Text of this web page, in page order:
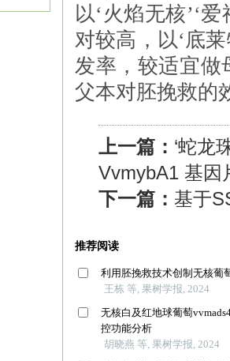
以‘火焰无核’‘爱
对较高，以‘底
发率，较适宜做
父本对胚挽救的
上一篇： ‘蛇龙
VvmybA1 基因
下一篇： 基于